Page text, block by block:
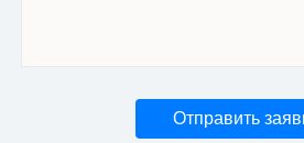
Отправить